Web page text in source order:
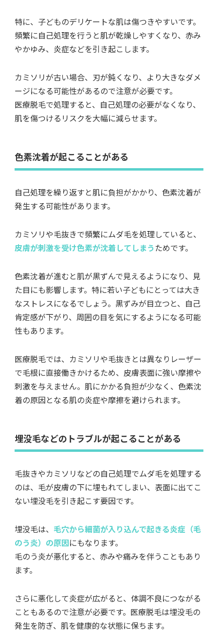
特に、子どものデリケートな肌は傷つきやすいです。
頻繁に自己処理を行うと肌が乾燥しやすくなり、赤み
やかゆみ、炎症などを引き起こします。
カミソリが古い場合、刃が鈍くなり、より大きなダメ
ージになる可能性があるので注意が必要です。
医療脱毛で処理すると、自己処理の必要がなくなり、
肌を傷つけるリスクを大幅に減らせます。
色素沈着が起こることがある
自己処理を繰り返すと肌に負担がかかり、色素沈着が
発生する可能性があります。
カミソリや毛抜きで頻繁にムダ毛を処理していると、
皮膚が刺激を受け色素が沈着してしまう ためです。
色素沈着が進むと肌が黒ずんで見えるようになり、見
た目にも影響します。特に若い子どもにとっては大き
なストレスになるでしょう。黒ずみが目立つと、自己
肯定感が下がり、周囲の目を気にするようになる可能
性もあります。
医療脱毛では、カミソリや毛抜きとは異なりレーザー
で毛根に直接働きかけるため、皮膚表面に強い摩擦や
刺激を与えません。肌にかかる負担が少なく、色素沈
着の原因となる肌の炎症や摩擦を避けられます。
埋没毛などのトラブルが起こることがある
毛抜きやカミソリなどの自己処理でムダ毛を処理する
のは、毛が皮膚の下に埋もれてしまい、表面に出てこ
ない埋没毛を引き起こす要因です。
埋没毛は、 毛穴から細菌が入り込んで起きる炎症（毛
のう炎）の原因にもなります。
毛のう炎が悪化すると、赤みや痛みを伴うこともあり
ます。
さらに悪化して炎症が広がると、体調不良につながる
こともあるので注意が必要です。医療脱毛は埋没毛の
発生を防ぎ、肌を健康的な状態に保ちます。